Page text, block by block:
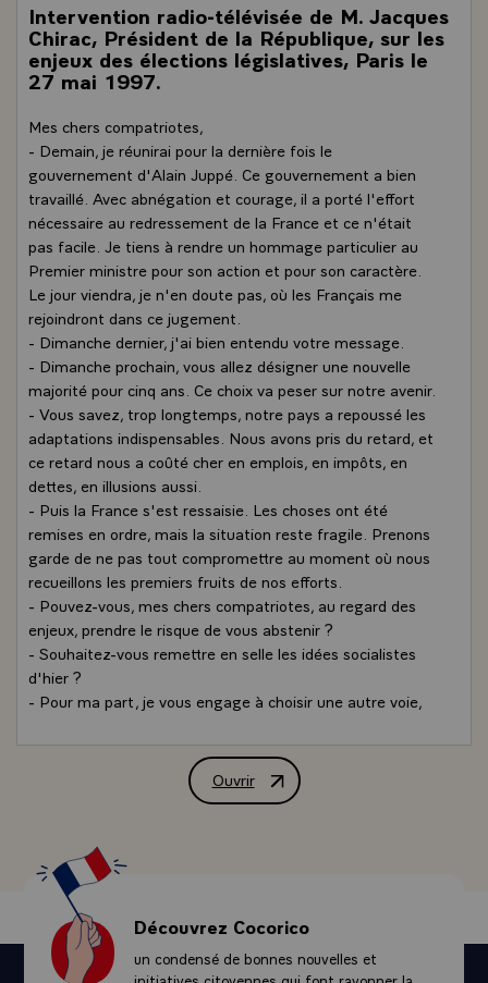
Intervention radio-télévisée de M. Jacques
Chirac, Président de la République, sur les
enjeux des élections législatives, Paris le
27 mai 1997.
Mes chers compatriotes,
- Demain, je réunirai pour la dernière fois le
gouvernement d'Alain Juppé. Ce gouvernement a bien
travaillé. Avec abnégation et courage, il a porté l'effort
nécessaire au redressement de la France et ce n'était
pas facile. Je tiens à rendre un hommage particulier au
Premier ministre pour son action et pour son caractère.
Le jour viendra, je n'en doute pas, où les Français me
rejoindront dans ce jugement.
- Dimanche dernier, j'ai bien entendu votre message.
- Dimanche prochain, vous allez désigner une nouvelle
majorité pour cinq ans. Ce choix va peser sur notre avenir.
- Vous savez, trop longtemps, notre pays a repoussé les
adaptations indispensables. Nous avons pris du retard, et
ce retard nous a coûté cher en emplois, en impôts, en
dettes, en illusions aussi.
- Puis la France s'est ressaisie. Les choses ont été
remises en ordre, mais la situation reste fragile. Prenons
garde de ne pas tout compromettre au moment où nous
recueillons les premiers fruits de nos efforts.
- Pouvez-vous, mes chers compatriotes, au regard des
enjeux, prendre le risque de vous abstenir ?
- Souhaitez-vous remettre en selle les idées socialistes
d'hier ?
- Pour ma part, je vous engage à choisir une autre voie,
- Les grands choix se font toujours sur des idées simples.
- Dans cinq ans, il faut que la France soit devenue une
- Pour cela, il faut une politique claire. Une économie
d'initiatives et de libertés. Un Etat plus efficace et plus
décentralisé. Un modèle social rénové nous garantissant
contre les effets de la modernisation.\
Pour réussir la nouvelle étape qui commence, la France
Ouvrir
Intervention radio-télévisée de M.
Découvrez Cocorico
un condensé de bonnes nouvelles et